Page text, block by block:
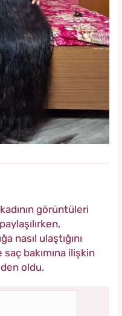
görüntüleri
nasıl ulaştığını
bakımına ilişkin
oldu.